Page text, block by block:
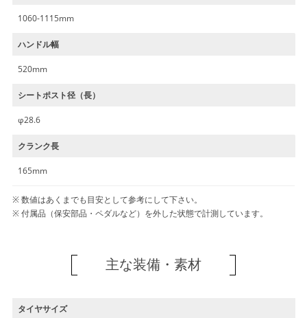
1060-1115mm
ハンドル幅
520mm
シートポスト径（長）
φ28.6
クランク長
165mm
数値はあくまでも目安として参考にして下さい。
付属品（保安部品・ペダルなど）を外した状態で計測しています。
主な装備・素材
タイヤサイズ